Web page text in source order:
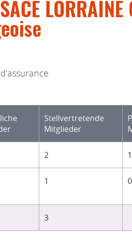
Stellvertretende
Mitglieder
2
1
3